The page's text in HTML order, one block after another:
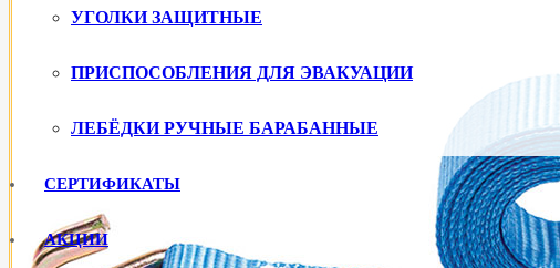
УГОЛКИ ЗАЩИТНЫЕ
ПРИСПОСОБЛЕНИЯ ДЛЯ ЭВАКУАЦИИ
ЛЕБЁДКИ РУЧНЫЕ БАРАБАННЫЕ
СЕРТИФИКАТЫ
АКЦИИ